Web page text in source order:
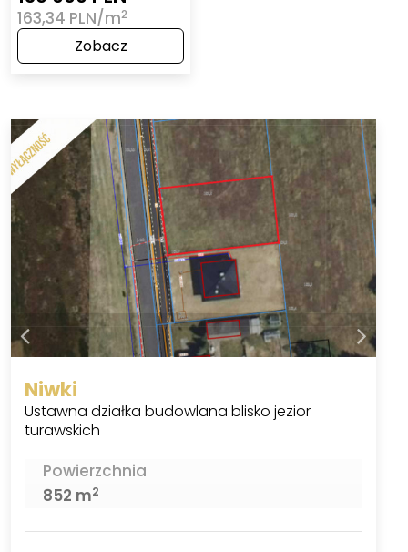
163,34 PLN/m2
Zobacz
Niwki
Ustawna działka budowlana blisko jezior
turawskich
Powierzchnia
852 m2